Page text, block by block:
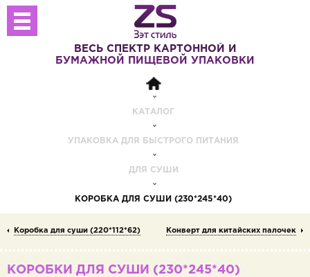
ВЕСЬ СПЕКТР
КАРТОННОЙ И
БУМАЖНОЙ
ПИЩЕВОЙ УПАКОВКИ
КАТАЛОГ
УПАКОВКА ДЛЯ БЫСТРОГО ПИТАНИЯ
ДЛЯ СУШИ
КОРОБКА ДЛЯ СУШИ (230*245*40)
Коробка для суши (220*112*62) Конверт для китайских палочек
КОРОБКИ ДЛЯ СУШИ (230*245*40)